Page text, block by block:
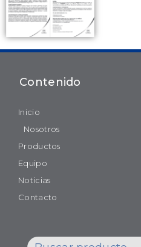
Contenido
Inicio
Nosotros
Productos
Equipo
Noticias
Contacto